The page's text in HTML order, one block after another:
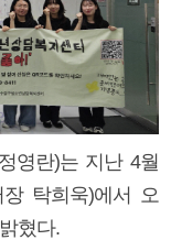
영란)는 지난 4월
장 탁희욱)에서 오
혔다.